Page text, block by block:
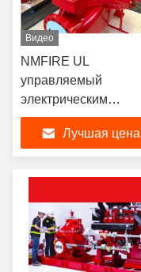
Видео
NMFIRE UL
управляемый
электрическим
двигателем
разделенный случая
500 GPM пожарного
насоса FM
Лучшая цена